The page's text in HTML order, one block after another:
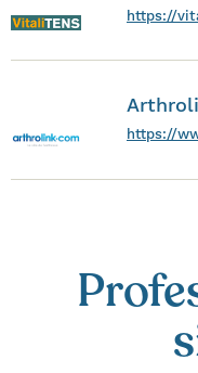
https://
https://